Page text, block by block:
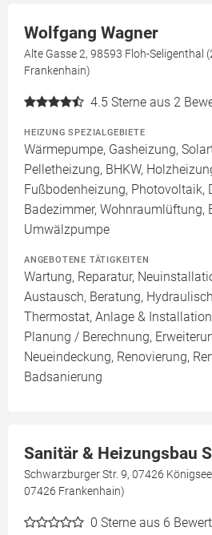
Wolfgang Wagner
Alte Gasse 2, 98593 Floh-Seligenthal
Frankenhain)
4.5 Sterne aus 2
HEIZUNG SPEZIALGEBIETE
Wärmepumpe, Gasheizung,
Pelletheizung, BHKW,
Fußbodenheizung, Photovoltaik,
Badezimmer, Wohnraumlüftung,
Umwälzpumpe
ANGEBOTENE TÄTIGKEITEN
Wartung, Reparatur,
Austausch, Beratung,
Thermostat, Anlage &
Planung / Berechnung,
Neueindeckung, Renovierung,
Badsanierung
Sanitär & Heizungsbau
Schwarzburger Str. 9, 07426
07426 Frankenhain)
0 Sterne aus 6